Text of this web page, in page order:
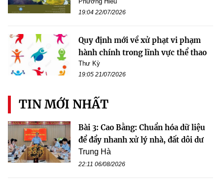
19:04 22/07/2026
Quy định mới về xử phạt vi phạm
hành chính trong lĩnh vực thể thao
Thư Kỳ
19:05 21/07/2026
TIN MỚI NHẤT
Bài 3: Cao Bằng: Chuẩn hóa dữ liệu
để đẩy nhanh xử lý nhà, đất dôi dư
Trung Hà
22:11 06/08/2026